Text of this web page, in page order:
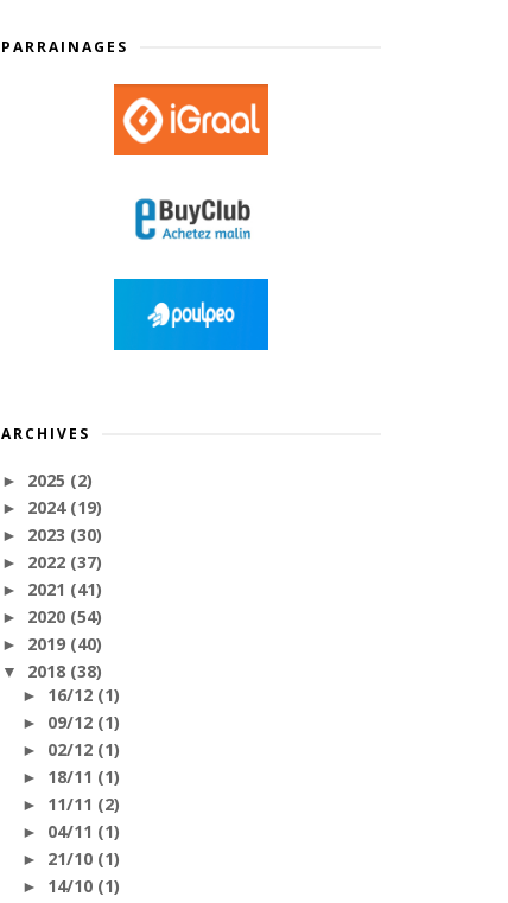
PARRAINAGES
ARCHIVES
► 2025 (2)
► 2024 (19)
► 2023 (30)
► 2022 (37)
► 2021 (41)
► 2020 (54)
► 2019 (40)
▼ 2018 (38)
► 16/12 (1)
► 09/12 (1)
► 02/12 (1)
► 18/11 (1)
► 11/11 (2)
► 04/11 (1)
► 21/10 (1)
► 14/10 (1)